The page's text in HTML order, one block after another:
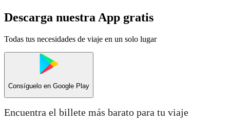
Descarga nuestra App gratis
Todas tus necesidades de viaje en un solo lugar
Consíguelo en Google Play
Encuentra el billete más barato para tu viaje